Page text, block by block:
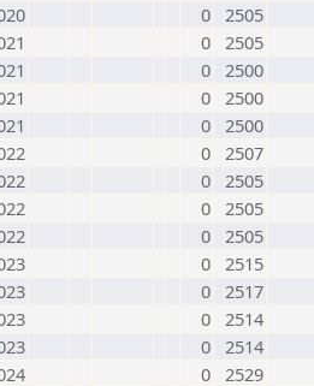
0 2505
0 2505
0 2500
0 2500
0 2500
0 2507
0 2505
0 2505
0 2505
0 2515
0 2517
0 2514
0 2514
0 2529